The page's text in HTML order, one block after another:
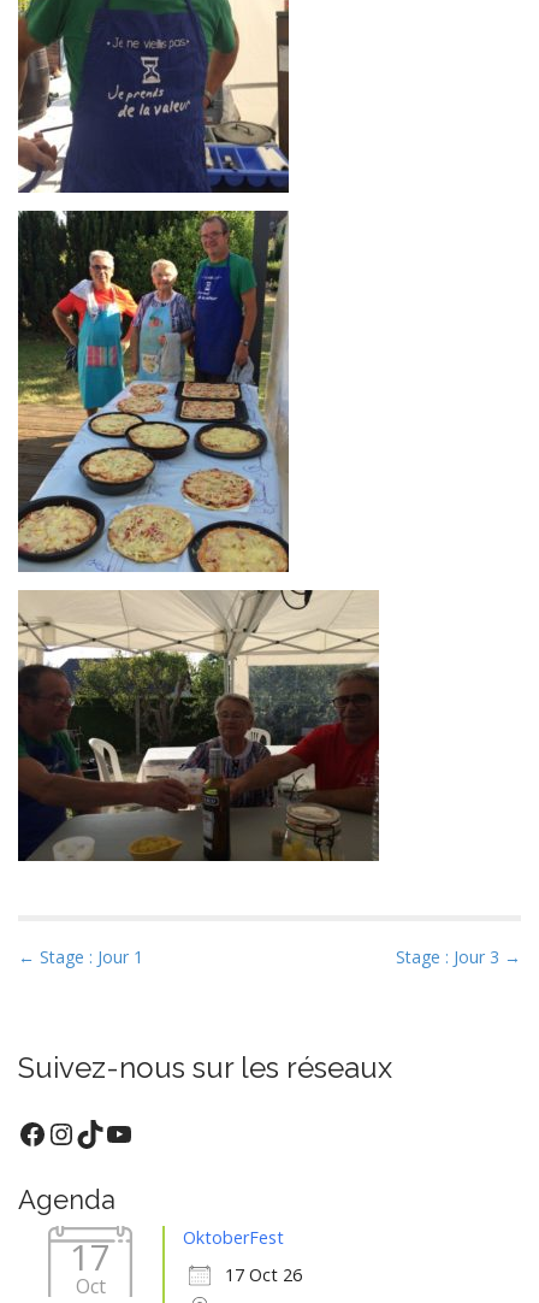
P
t
n
a
v
g
← Stage : Jour 1 Stage : Jour 3 →
Suivez-nous sur les réseaux
Facebook
Instagram
TikTok
YouTube
Agenda
17
Oct
OktoberFest
17 Oct 26